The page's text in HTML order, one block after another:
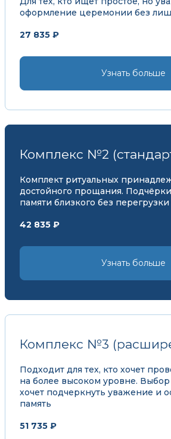
оформление церемонии без
27 835 ₽
Узнать больше
Комплекс №2
Комплект ритуальных
достойного прощания.
памяти близкого без
42 835 ₽
Узнать больше
Комплекс №3
Подходит для тех, кто хочет
на более высоком уровне. Выбор
хочет подчеркнуть уважение и
память
51 735 ₽